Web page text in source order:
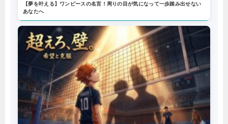
【夢を叶える】ワンピースの名言！周りの目が気になって一歩踏み出せない
あなたへ